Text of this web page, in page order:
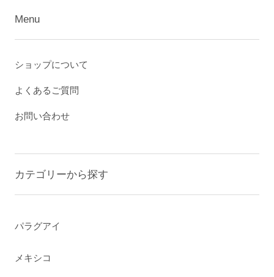
Menu
ショップについて
よくあるご質問
お問い合わせ
カテゴリーから探す
パラグアイ
メキシコ